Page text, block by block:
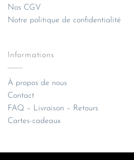
Nos CGV
Notre politique de confidentialité
Informations
À propos de nous
Contact
FAQ – Livraison – Retours
Cartes-cadeaux